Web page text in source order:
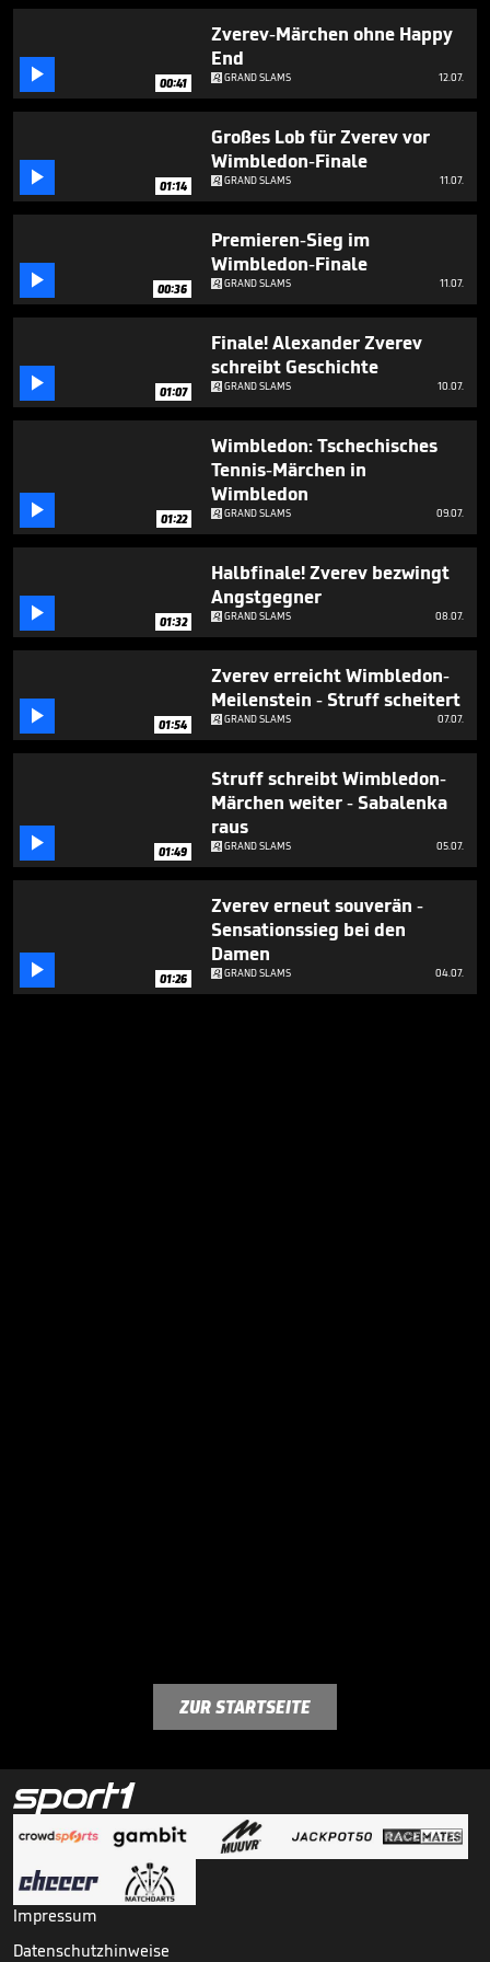
minute,
 00:41
Zverev-Märchen ohne Happy
End
GRAND SLAMS 12.07.
 01:14
Großes Lob für Zverev vor
Wimbledon-Finale
GRAND SLAMS 11.07.
 00:36
Premieren-Sieg im
Wimbledon-Finale
GRAND SLAMS 11.07.
 01:07
Finale! Alexander Zverev
schreibt Geschichte
GRAND SLAMS 10.07.
 01:22
Wimbledon: Tschechisches
Tennis-Märchen in
Wimbledon
GRAND SLAMS 09.07.
 01:32
Halbfinale! Zverev bezwingt
Angstgegner
GRAND SLAMS 08.07.
 01:54
Zverev erreicht Wimbledon-
Meilenstein - Struff scheitert
GRAND SLAMS 07.07.
 01:49
Struff schreibt Wimbledon-
Märchen weiter - Sabalenka
raus
GRAND SLAMS 05.07.
 01:26
Zverev erneut souverän -
Sensationssieg bei den
Damen
GRAND SLAMS 04.07.
ZUR STARTSEITE
Impressum
Datenschutzhinweise